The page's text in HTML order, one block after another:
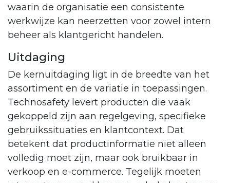
waarin de organisatie een consistente
werkwijze kan neerzetten voor zowel intern
beheer als klantgericht handelen.
Uitdaging
De kernuitdaging ligt in de breedte van het
assortiment en de variatie in toepassingen.
Technosafety levert producten die vaak
gekoppeld zijn aan regelgeving, specifieke
gebruikssituaties en klantcontext. Dat
betekent dat productinformatie niet alleen
volledig moet zijn, maar ook bruikbaar in
verkoop en e-commerce. Tegelijk moeten